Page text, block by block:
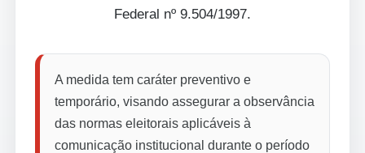
Federal nº 9.504/1997.
A medida tem caráter preventivo e
temporário, visando assegurar a observância
das normas eleitorais aplicáveis à
comunicação institucional durante o período